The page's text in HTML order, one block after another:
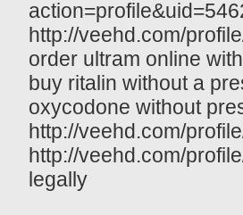
http://veehd.com/
order ultram online
buy ritalin without a
oxycodone without
http://veehd.com/
http://veehd.com/
legally